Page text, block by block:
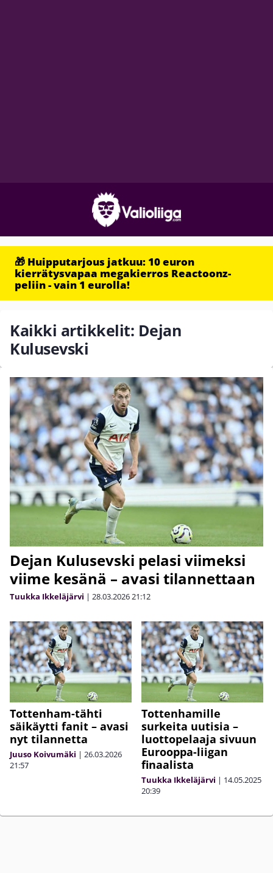
🎁 Huipputarjous jatkuu: 10 euron
kierrätysvapaa megakierros Reactoonz-
peliin - vain 1 eurolla!
Kaikki artikkelit: Dejan
Kulusevski
Dejan Kulusevski pelasi viimeksi
viime kesänä – avasi tilannettaan
Tuukka Ikkeläjärvi | 28.03.202621:12
Tottenham-tähti
säikäytti fanit – avasi
nyt tilannetta
Juuso Koivumäki | 26.03.2026
21:57
Tottenhamille
surkeita uutisia –
luottopelaaja sivuun
Eurooppa-liigan
finaalista
Tuukka Ikkeläjärvi | 14.05.2025
20:39